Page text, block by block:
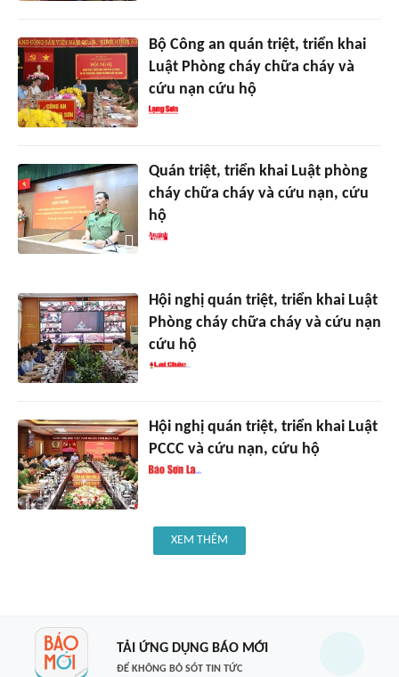
Bộ Công an quán triệt, triển khai
Luật Phòng cháy chữa cháy và
cứu nạn cứu hộ
Quán triệt, triển khai Luật phòng
cháy chữa cháy và cứu nạn, cứu
hộ
Hội nghị quán triệt, triển khai Luật
Phòng cháy chữa cháy và cứu nạn
cứu hộ
Hội nghị quán triệt, triển khai Luật
PCCC và cứu nạn, cứu hộ
XEM THÊM
TẢI ỨNG DỤNG BÁO MỚI
ĐỂ KHÔNG BỎ SÓT TIN TỨC